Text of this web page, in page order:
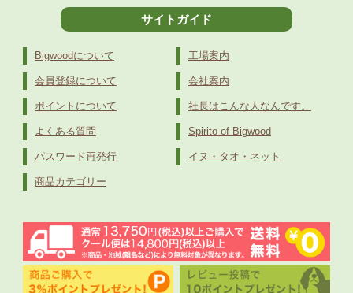
サイトガイド
Bigwoodについて
会員登録について
ポイントについて
よくある質問
パスワード再発行
商品カテゴリー
工場案内
会社案内
社長はこんな人なんです。
Spirito of Bigwood
イヌ・タオ・ネット